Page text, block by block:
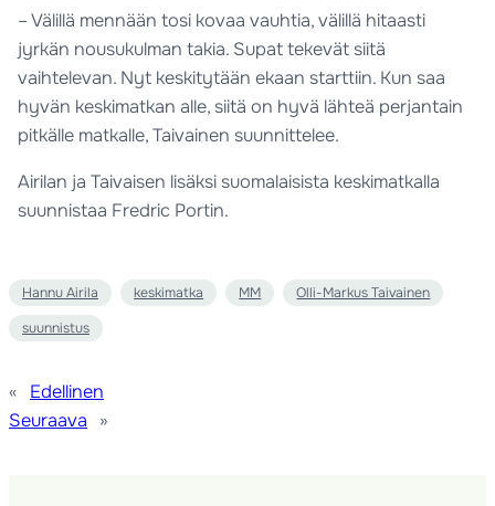
– Välillä mennään tosi kovaa vauhtia, välillä hitaasti
jyrkän nousukulman takia. Supat tekevät siitä
vaihtelevan. Nyt keskitytään ekaan starttiin. Kun saa
hyvän keskimatkan alle, siitä on hyvä lähteä perjantain
pitkälle matkalle, Taivainen suunnittelee.
Airilan ja Taivaisen lisäksi suomalaisista keskimatkalla
suunnistaa Fredric Portin.
Hannu Airila keskimatka MM Olli-Markus Taivainen
suunnistus
«
Edellinen
Seuraava
»